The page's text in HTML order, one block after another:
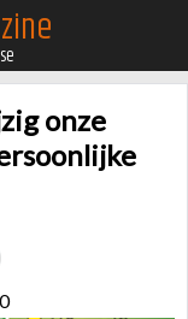
onze